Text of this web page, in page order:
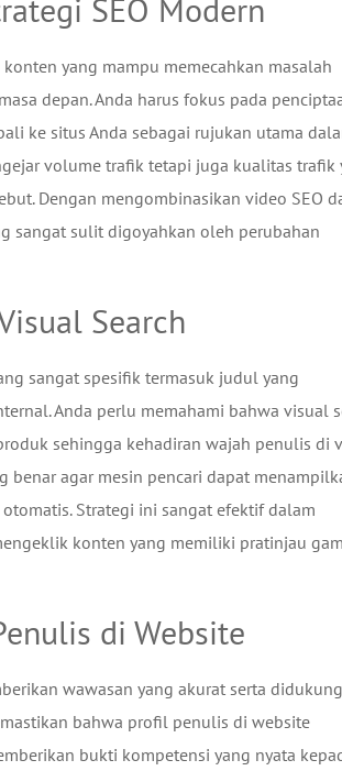
SEO Modern
yang mampu memecahkan masalah
depan. Anda harus fokus pada
ke situs Anda sebagai rujukan utama
volume trafik tetapi juga kualitas trafik
Dengan mengombinasikan video SEO
sangat sulit digoyahkan oleh perubahan
Search
sangat spesifik termasuk judul yang
Anda perlu memahami bahwa visual
sehingga kehadiran wajah penulis di
benar agar mesin pencari dapat
Strategi ini sangat efektif dalam
konten yang memiliki pratinjau
di Website
wawasan yang akurat serta
bahwa profil penulis di website
bukti kompetensi yang nyata